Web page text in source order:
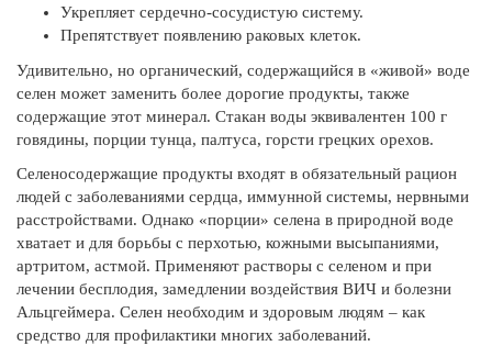
Укрепляет сердечно-сосудистую систему.
Препятствует появлению раковых клеток.
Удивительно, но органический, содержащийся в «живой» воде
селен может заменить более дорогие продукты, также
содержащие этот минерал. Стакан воды эквивалентен 100 г
говядины, порции тунца, палтуса, горсти грецких орехов.
Селеносодержащие продукты входят в обязательный рацион
людей с заболеваниями сердца, иммунной системы, нервными
расстройствами. Однако «порции» селена в природной воде
хватает и для борьбы с перхотью, кожными высыпаниями,
артритом, астмой. Применяют растворы с селеном и при
лечении бесплодия, замедлении воздействия ВИЧ и болезни
Альцгеймера. Селен необходим и здоровым людям – как
средство для профилактики многих заболеваний.